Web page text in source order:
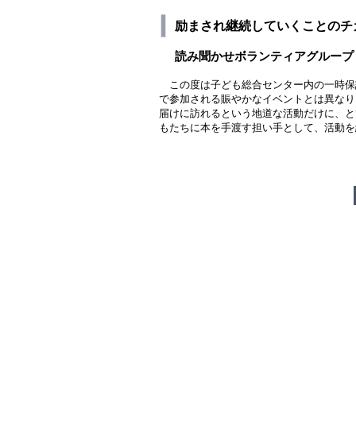
励まされ継続していくことのチ
読み聞かせボランティアグルー
この度は子ども総合センター内の一時
で参加される賑やかなイベントとは異な
届けに訪れるという地道な活動だけに、
もたちに本を手渡す担い手として、活動